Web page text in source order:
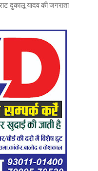
दुकालू यादव की जगराता